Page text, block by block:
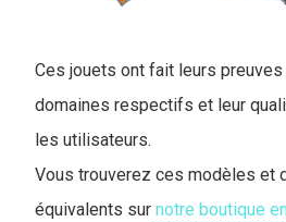
Ces jouets ont fait leurs
domaines respectifs et leur
les utilisateurs.
Vous trouverez ces modèles et
équivalents sur notre boutique